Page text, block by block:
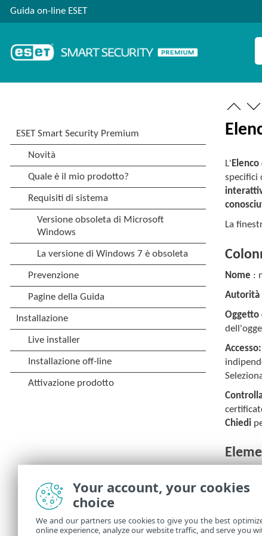
Guida on-line ESET
L'
specifici
La
Nome :
Autorità
Oggetto
Accesso:
Chiedi
Modifica
OK/
Your account, your cookies
choice
We and our partners use cookies to give you the best
online experience, analyze our website traffic, and serve you